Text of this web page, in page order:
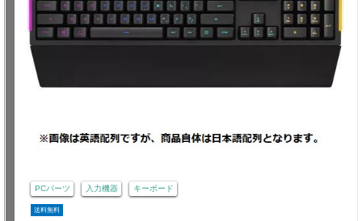
PCパーツ 入力機器 キーボード
送料無料